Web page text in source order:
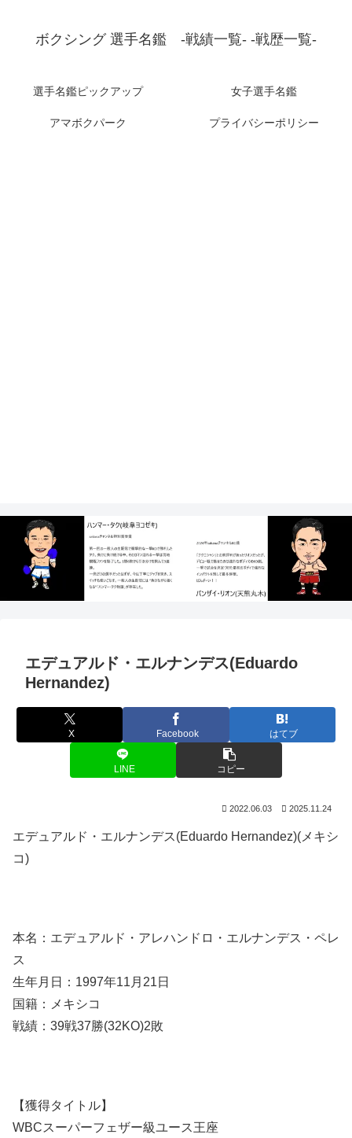
ボクシング 選手名鑑 -戦績一覧- -戦歴一覧-
選手名鑑ピックアップ 女子選手名鑑
アマボクパーク プライバシーポリシー
エデュアルド・エルナンデス(Eduardo
Hernandez)
X Facebook はてブ
LINE コピー
2022.06.03 2025.11.24
エデュアルド・エルナンデス(Eduardo Hernandez)(メキシ
コ)
本名：エデュアルド・アレハンドロ・エルナンデス・ペレ
ス
生年月日：1997年11月21日
国籍：メキシコ
戦績：39戦37勝(32KO)2敗
【獲得タイトル】
WBCスーパーフェザー級ユース王座